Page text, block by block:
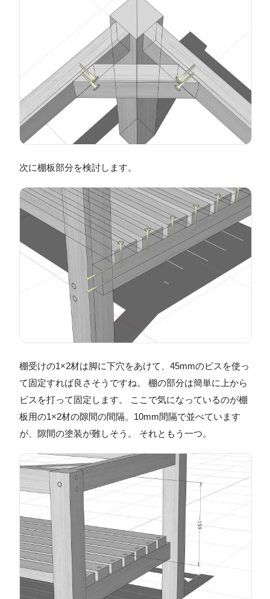
次に棚板部分を検討します。
棚受けの1×2材は脚に下穴をあけて、45mmのビスを使っ
て固定すれば良さそうですね。 棚の部分は簡単に上から
ビスを打って固定します。 ここで気になっているのが棚
板用の1×2材の隙間の間隔。10mm間隔で並べています
が、隙間の塗装が難しそう。 それともう一つ。